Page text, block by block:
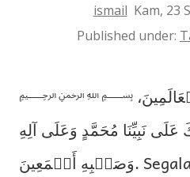
ismail Kam, 23
Published under:
﷽ الۡحَمۡدُ لِلهِ رَبِّ الۡعَالَمِينَ،
نَبِيِّنَا مُحَمَّدٍ وَعَلَى آلِهِ
وَصَحۡبِهِ أَجۡمَعِينَ. Segala puji bagi Allah